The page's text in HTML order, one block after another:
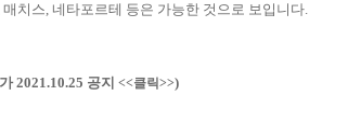
매치스, 네타포르테 등은 가능한 것으로 보입니다.
2021.10.25 공지 <<클릭>>)